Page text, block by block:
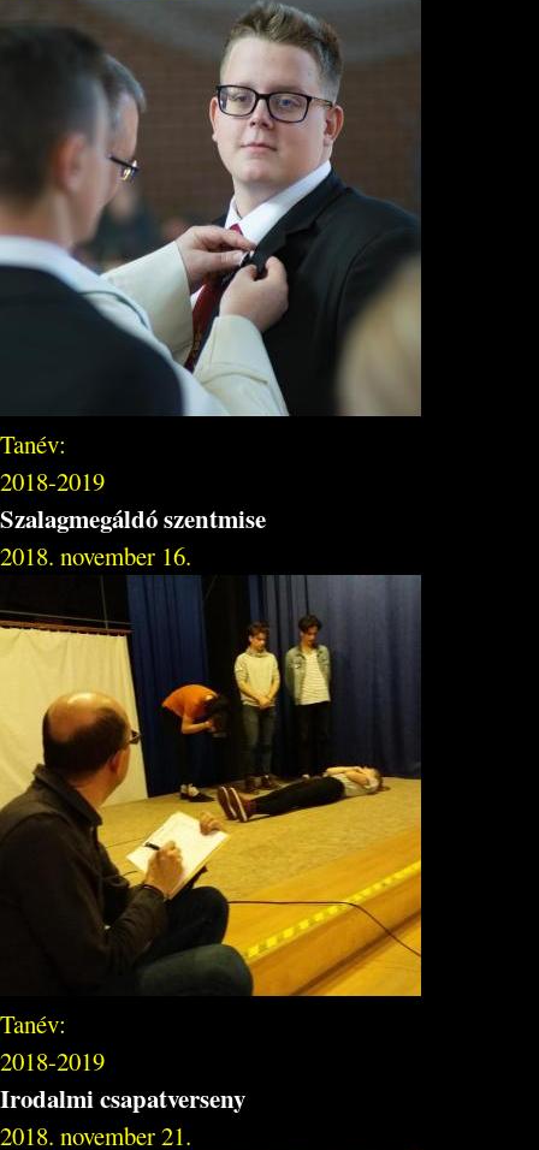
Tanév:
2018-2019
Szalagmegáldó szentmise
2018. november 16.
Tanév:
2018-2019
Irodalmi csapatverseny
2018. november 21.